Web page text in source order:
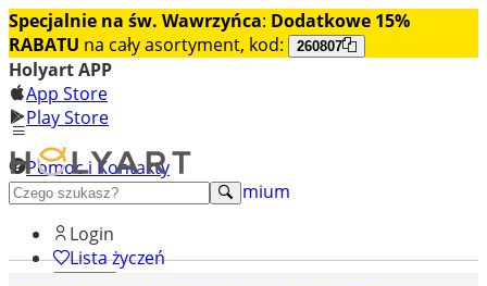
Specjalnie na św. Wawrzyńca: Dodatkowe 15%
RABATU na cały asortyment, kod: 260807
Holyart APP
App Store
Play Store
Pomoc i Kontakty
+48 222 922 860
Odkryj premium
Login
Lista życzeń